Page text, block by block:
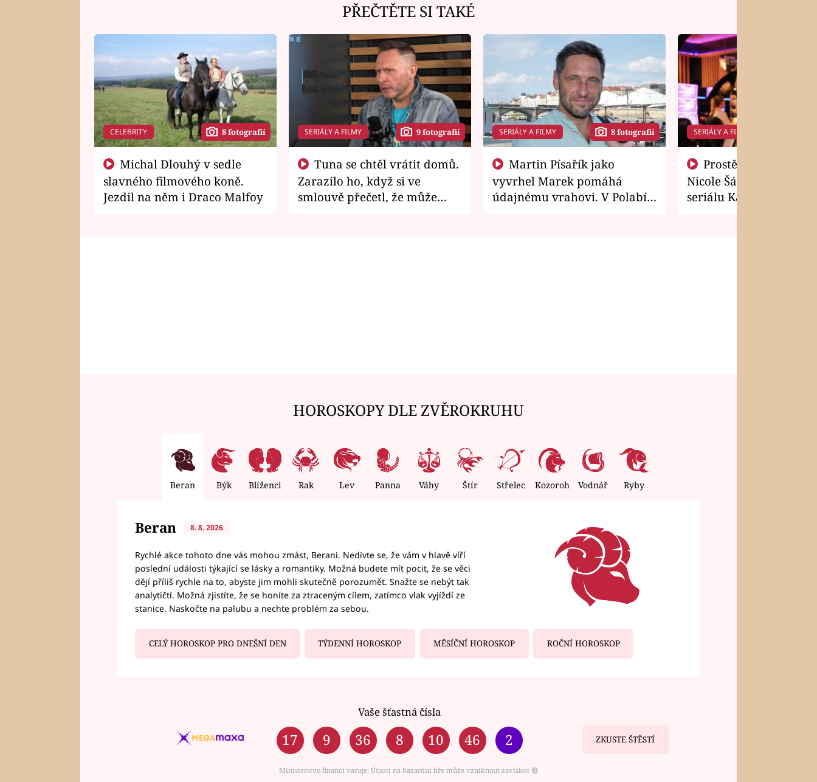
PŘEČTĚTE SI TAKÉ
CELEBRITY 8 fotografií
slavného filmového koně.
Jezdil na něm i Draco Malfoy
SERIÁLY A FILMY 9 fotografií
Zarazilo ho, když si ve
smlouvě přečetl, že může
SERIÁLY A FILMY 8 fotografií
vyvrhel Marek pomáhá
údajnému vrahovi. V Polabí
SERIÁLY A FILMY
Nicole Šáchová získala
seriálu Kamarádi
HOROSKOPY DLE ZVĚROKRUHU
Beran Býk Blíženci Rak Lev Panna Váhy Štír Střelec Kozoroh Vodnář Ryby
Beran 8. 8. 2026
Rychlé akce tohoto dne vás mohou zmást, Berani. Nedivte se, že vám v hlavě víří
poslední události týkající se lásky a romantiky. Možná budete mít pocit, že se věci
dějí příliš rychle na to, abyste jim mohli skutečně porozumět. Snažte se nebýt tak
analytičtí. Možná zjistíte, že se honíte za ztraceným cílem, zatímco vlak vyjíždí ze
stanice. Naskočte na palubu a nechte problém za sebou.
CELÝ HOROSKOP PRO DNEŠNÍ DEN TÝDENNÍ HOROSKOP MĚSÍČNÍ HOROSKOP ROČNÍ HOROSKOP
Vaše šťastná čísla
17 9 36 8 10 46 2 ZKUSTE ŠTĚSTÍ
Ministerstvo financí varuje: Účastí na hazardní hře může vzniknout závislost ⑱